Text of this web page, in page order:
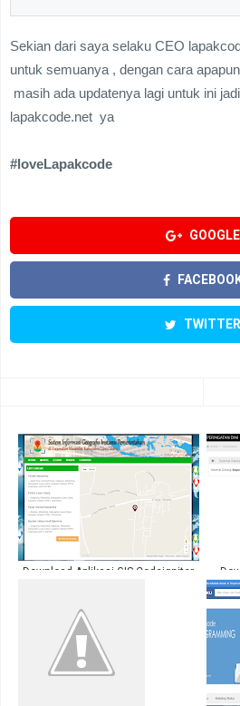
Sekian dari saya selaku CEO
untuk semuanya , dengan cara
masih ada updatenya lagi untuk ini
lapakcode.net ya
#loveLapakcode
GOOGLE
TWITTER
Download Aplikasi GIS Codeigniter